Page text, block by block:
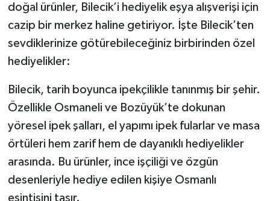
doğal ürünler, Bilecik’i hediyelik eşya alışverişi için
cazip bir merkez haline getiriyor. İşte Bilecik’ten
sevdiklerinize götürebileceğiniz birbirinden özel
hediyelikler:
Bilecik, tarih boyunca ipekçilikle tanınmış bir şehir.
Özellikle Osmaneli ve Bozüyük’te dokunan
yöresel ipek şalları, el yapımı ipek fularlar ve masa
örtüleri hem zarif hem de dayanıklı hediyelikler
arasında. Bu ürünler, ince işçiliği ve özgün
desenleriyle hediye edilen kişiye Osmanlı
esintisini taşır.